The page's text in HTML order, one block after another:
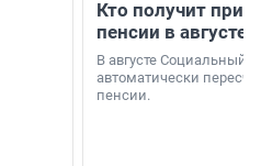
Кто получит
пенсии в августе
В августе Социальный
автоматически
пенсии.